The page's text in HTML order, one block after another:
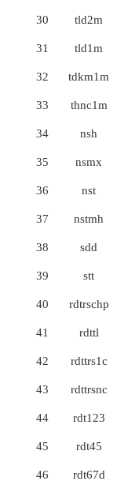
30 tld2m
31 tld1m
32 tdkm1m
33 thnc1m
34 nsh
35 nsmx
36 nst
37 nstmh
38 sdd
39 stt
40 rdtrschp
41 rdttl
42 rdttrs1c
43 rdttrsnc
44 rdt123
45 rdt45
46 rdt67d